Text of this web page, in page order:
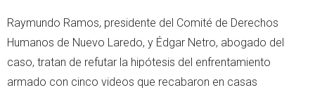
Raymundo Ramos, presidente del Comité de Derechos
Humanos de Nuevo Laredo, y Édgar Netro, abogado del
caso, tratan de refutar la hipótesis del enfrentamiento
armado con cinco videos que recabaron en casas